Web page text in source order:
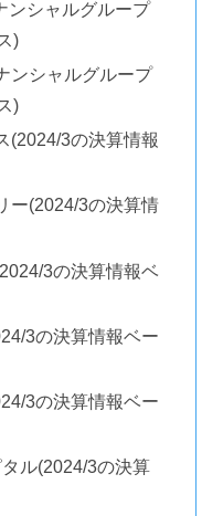
ンシャルグループ
)
ンシャルグループ
)
(2024/3の決算情報
ー(2024/3の決算情
3の決算情報ベ
3の決算情報ベー
3の決算情報ベー
ル(2024/3の決算